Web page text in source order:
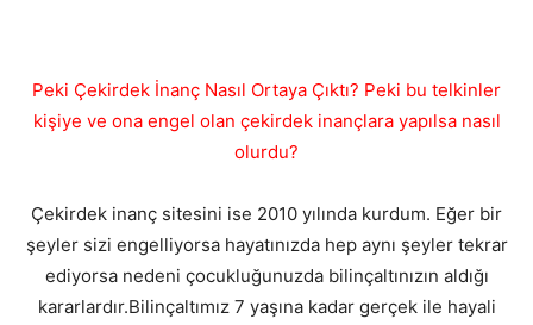
Peki Çekirdek İnanç Nasıl Ortaya Çıktı? Peki bu telkinler
kişiye ve ona engel olan çekirdek inançlara yapılsa nasıl
olurdu?
Çekirdek inanç sitesini ise 2010 yılında kurdum. Eğer bir
şeyler sizi engelliyorsa hayatınızda hep aynı şeyler tekrar
ediyorsa nedeni çocukluğunuzda bilinçaltınızın aldığı
kararlardır.Bilinçaltımız 7 yaşına kadar gerçek ile hayali